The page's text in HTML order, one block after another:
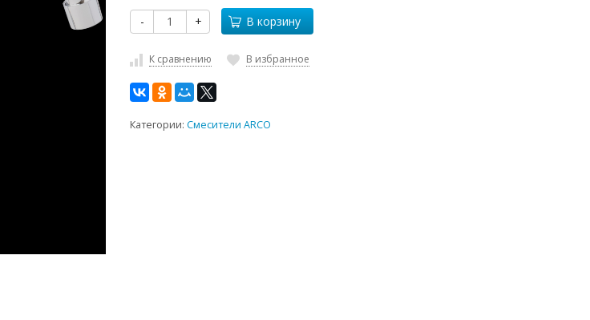
- + В корзину
К сравнению В избранное
Категории:Смесители ARCO